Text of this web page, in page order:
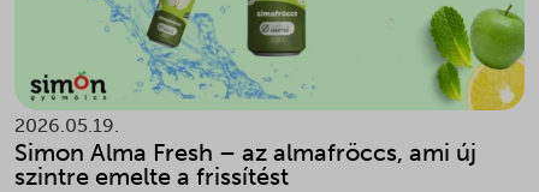
2026.05.19.
Simon Alma Fresh – az almafröccs, ami új
szintre emelte a frissítést
public,max-age
s_epac
SL_GWPT_Show_Hide_tmp
SLO_G_WPT_TO